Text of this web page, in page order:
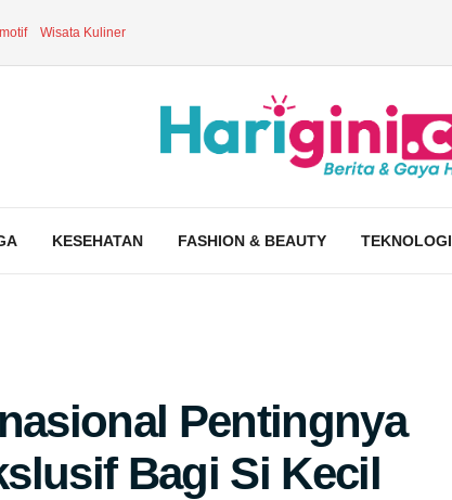
Wisata Kuliner
KESEHATAN FASHION & BEAUTY TEKNOLOGI
Pentingnya
Bagi Si Kecil